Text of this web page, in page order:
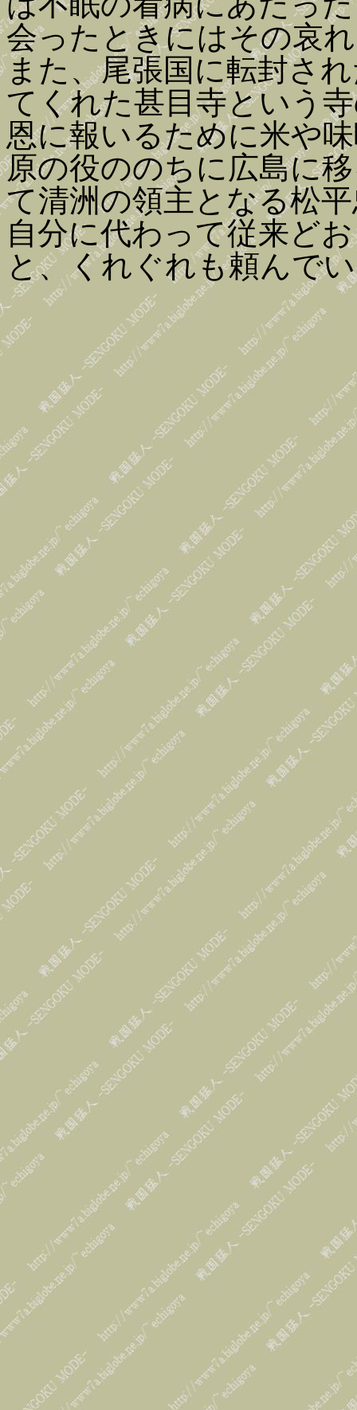
会ったときにはその哀
また、尾張国に転封さ
てくれた甚目寺という
恩に報いるために米や
原の役ののちに広島に
て清洲の領主となる松
自分に代わって従来ど
と、くれぐれも頼んで